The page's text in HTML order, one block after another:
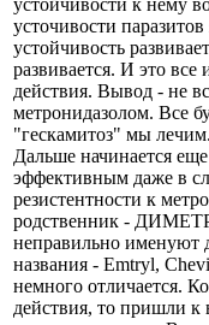
усточивости
устойчивость
развивается. И это все
действия. Вывод - не
метронидазолом. Все
"гескамитоз" мы лечим.
Дальше начинается
эффективным даже в
резистентности к
родственник -
неправильно именуют
названия - Emtryl,
немного отличается.
действия, то пришли к